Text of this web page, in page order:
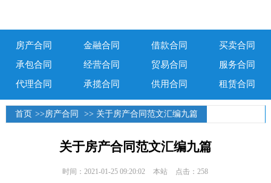
房产合同 金融合同 借款合同
买卖合同
承包合同
经营合同 贸易合同
服务合同
代理合同
承揽合同 供用合同 租赁合同
首页 >> 房产合同 >> 关于房产合同范文汇编九篇
关于房产合同范文汇编九篇
时间：2021-01-25 09:20:02 本站 点击：258